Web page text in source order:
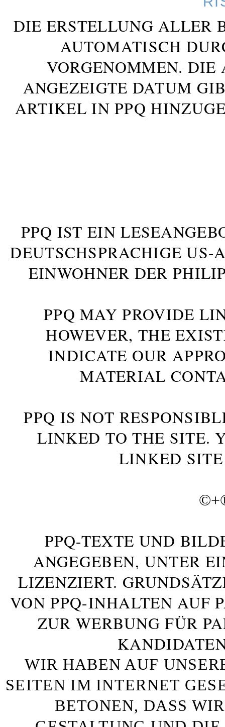
DIE ERSTELLUNG ALLER
AUTOMATISCH
VORGENOMMEN. DIE
ANGEZEIGTE DATUM
ARTIKEL IN PPQ
PPQ IST EIN
DEUTSCHSPRACHIGE US-
INWOHNER DER
PPQ MAY PROVIDE
HOWEVER, THE
INDICATE OUR
MATERIAL
PPQ IS NOT
LINKED TO THE SITE.
LINKED
©+
PPQ-TEXTE UND
ANGEGEBEN, UNTER
LIZENZIERT.
VON PPQ-INHALTEN AUF
ZUR WERBUNG FÜR
WIR HABEN AUF
SEITEN IM INTERNET
BETONEN, DASS